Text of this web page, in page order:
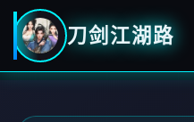
刀剑江湖路